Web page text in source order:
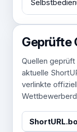
Geprüfte
Quellen geprüft
aktuelle
verlinkte